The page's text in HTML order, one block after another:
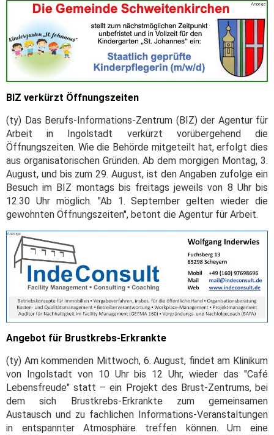
BIZ verkürzt Öffnungszeiten
(ty) Das Berufs-Informations-Zentrum (BIZ) der Agentur für
Arbeit in Ingolstadt verkürzt vorübergehend die
Öffnungszeiten. Wie die Behörde mitgeteilt hat, erfolgt dies
aus organisatorischen Gründen. Ab dem morgigen Montag, 3.
August, und bis zum 29. August, ist den Angaben zufolge ein
Besuch im BIZ montags bis freitags jeweils von 8 Uhr bis
12.30 Uhr möglich. "Ab 1. September gelten wieder die
gewohnten Öffnungszeiten", betont die Agentur für Arbeit.
Angebot für Brustkrebs-Erkrankte
(ty) Am kommenden Mittwoch, 6. August, findet am Klinikum
von Ingolstadt von 10 Uhr bis 12 Uhr, wieder das "Café
Lebensfreude" statt – ein Projekt des Brust-Zentrums, bei
dem sich Brustkrebs-Erkrankte zum gemeinsamen
Austausch und zu fachlichen Informations-Veranstaltungen
in entspannter Atmosphäre treffen können. Um eine